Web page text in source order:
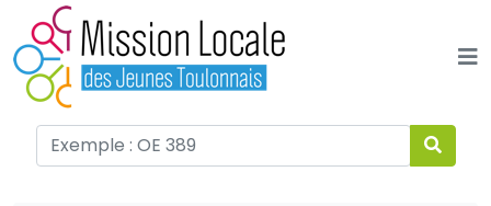
Panneau de gestion des cookies